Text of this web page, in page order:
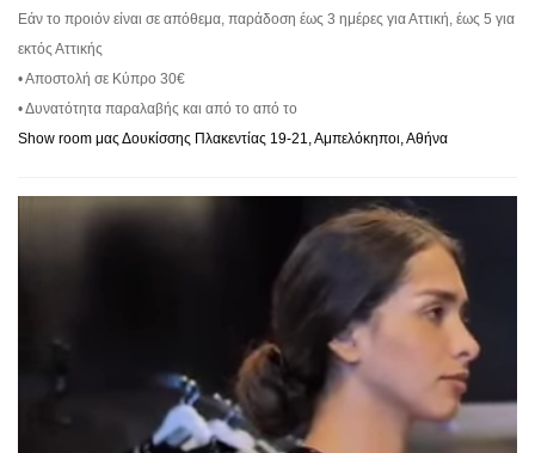
Εάν το προιόν είναι σε απόθεμα, παράδοση έως 3 ημέρες για Αττική, έως 5 για
εκτός Αττικής
• Αποστολή σε Κύπρο 30€
• Δυνατότητα παραλαβής και από το από το
Show room μας Δουκίσσης Πλακεντίας 19-21, Αμπελόκηποι, Αθήνα